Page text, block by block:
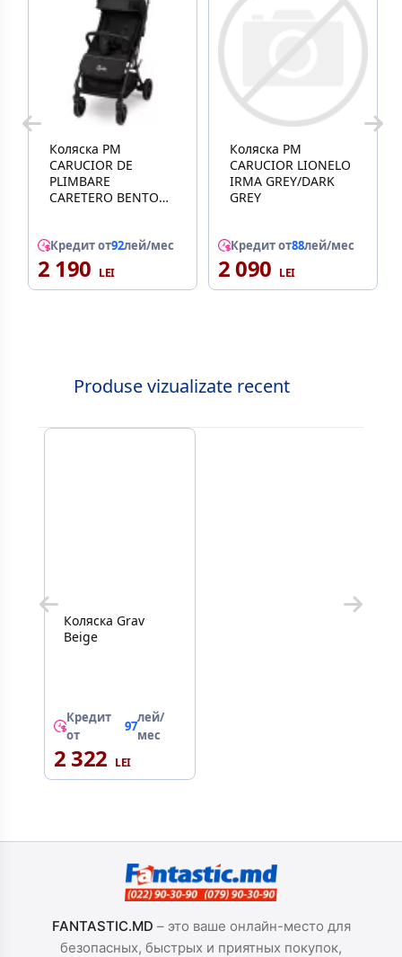
Коляска PM
CARUCIOR DE
PLIMBARE
CARETERO BENTO
Кредит от92лей/мес
2 190
Коляска PM
CARUCIOR LIONELO
IRMA GREY/DARK
GREY
Кредит от88лей/мес
2 090
Produse vizualizate recent
Коляска Grav
Beige
Кредит
от
97
лей/
мес
2 322
FANTASTIC.MD – это ваше онлайн-место для
безопасных, быстрых и приятных покупок,